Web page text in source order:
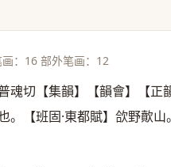
画：16 部外笔画：12
魂切【集韻】【韻會】【正
。【班固·東都賦】欱野歕山。